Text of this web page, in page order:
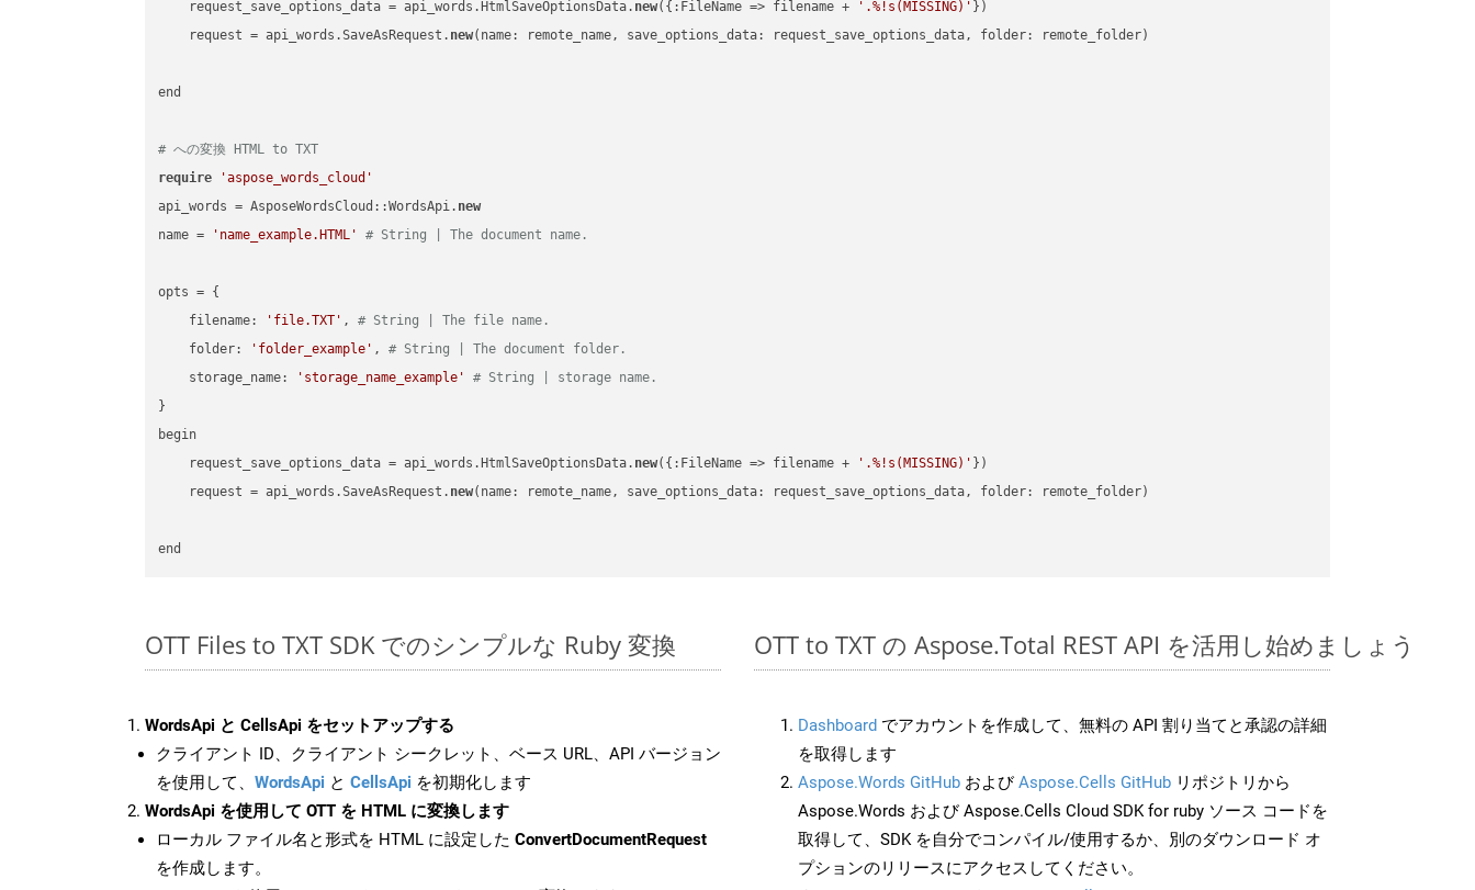
    request_save_options_data = api_words.HtmlSaveOptionsData.
new({:FileName => filename + '.%!s(MISSING)' })
    request = api_words.SaveAsRequest.
new(name: remote_name, save_options_data: request_save_options_data, folder: remote_folder)
end
# への変換 HTML to TXT
require
'aspose_words_cloud'
api_words = AsposeWordsCloud::WordsApi. new
name =
'name_example.HTML' # String | The document name.
opts = {
    filename:
'file.TXT' , # String | The file name.
    folder:
'folder_example' , # String | The document folder.
    storage_name:
'storage_name_example'
# String | storage name.
}
begin
    request_save_options_data = api_words.HtmlSaveOptionsData.
new({:FileName => filename + '.%!s(MISSING)' })
    request = api_words.SaveAsRequest.
new(name: remote_name, save_options_data: request_save_options_data, folder: remote_folder)
OTT Files to TXT SDK でのシンプルな Ruby 変換
WordsApi と CellsApi をセットアップする
クライアント ID、クライアント シークレット、ベース URL、API バージョン
を使用して、 WordsApi と CellsApi を初期化します
WordsApi を使用して OTT を HTML に変換します
ローカル ファイル名と形式を HTML に設定した ConvertDocumentRequest
を作成します。
OTT to TXT の Aspose.Total REST API を活用し始めましょう
Dashboard でアカウントを作成して、無料の API 割り当てと承認の詳細
を取得します
Aspose.Words GitHub およびAspose.Cells GitHub リポジトリから
Aspose.Words および Aspose.Cells Cloud SDK for ruby ソース コードを
取得して、SDK を自分でコンパイル/使用するか、別のダウンロード オ
プションのリリースにアクセスしてください。